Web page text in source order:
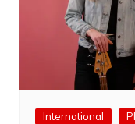
International